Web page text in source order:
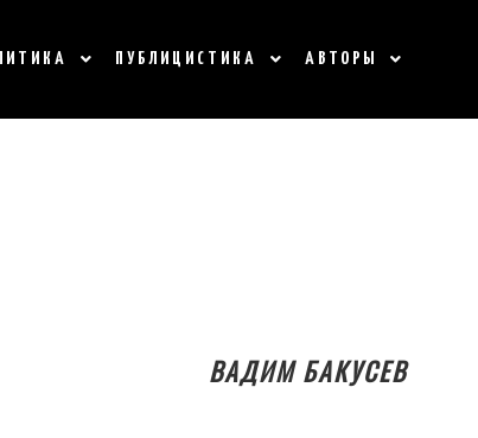
ПУБЛИЦИСТИКА АВТОРЫ
ВАДИМ БАКУСЕВ